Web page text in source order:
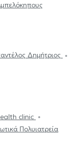
Δημήτριος
clinic
Πολυιατρεία